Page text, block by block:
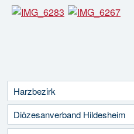
Harzbezirk
Diözesanverband Hildesheim